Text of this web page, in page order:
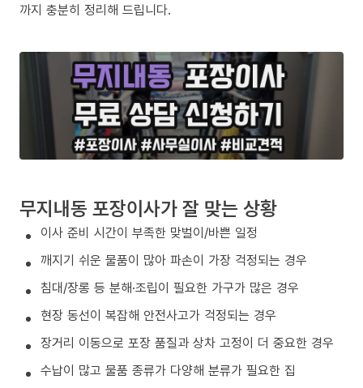
까지 충분히 정리해 드립니다.
무지내동 포장이사가 잘 맞는 상황
이사 준비 시간이 부족한 맞벌이/바쁜 일정
깨지기 쉬운 물품이 많아 파손이 가장 걱정되는 경우
침대/장롱 등 분해·조립이 필요한 가구가 많은 경우
현장 동선이 복잡해 안전사고가 걱정되는 경우
장거리 이동으로 포장 품질과 상차 고정이 더 중요한 경우
수납이 많고 물품 종류가 다양해 분류가 필요한 집